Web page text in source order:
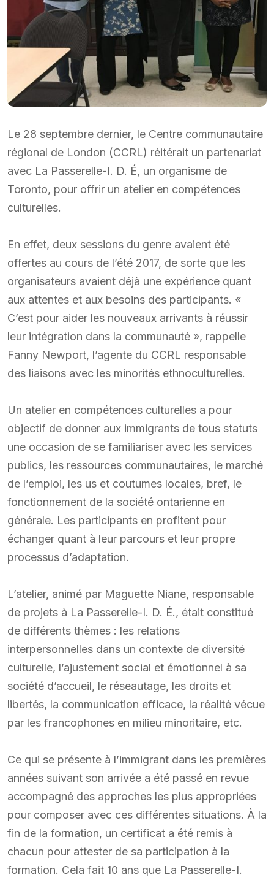
Le 28 septembre dernier, le Centre communautaire
régional de London (CCRL) réitérait un partenariat
avec La Passerelle-I. D. É, un organisme de
Toronto, pour offrir un atelier en compétences
culturelles.
En effet, deux sessions du genre avaient été
offertes au cours de l’été 2017, de sorte que les
organisateurs avaient déjà une expérience quant
aux attentes et aux besoins des participants. «
C’est pour aider les nouveaux arrivants à réussir
leur intégration dans la communauté », rappelle
Fanny Newport, l’agente du CCRL responsable
des liaisons avec les minorités ethnoculturelles.
Un atelier en compétences culturelles a pour
objectif de donner aux immigrants de tous statuts
une occasion de se familiariser avec les services
publics, les ressources communautaires, le marché
de l’emploi, les us et coutumes locales, bref, le
fonctionnement de la société ontarienne en
générale. Les participants en profitent pour
échanger quant à leur parcours et leur propre
processus d’adaptation.
L’atelier, animé par Maguette Niane, responsable
de projets à La Passerelle-I. D. É., était constitué
de différents thèmes : les relations
interpersonnelles dans un contexte de diversité
culturelle, l’ajustement social et émotionnel à sa
société d’accueil, le réseautage, les droits et
libertés, la communication efficace, la réalité vécue
par les francophones en milieu minoritaire, etc.
Ce qui se présente à l’immigrant dans les premières
années suivant son arrivée a été passé en revue
accompagné des approches les plus appropriées
pour composer avec ces différentes situations. À la
fin de la formation, un certificat a été remis à
chacun pour attester de sa participation à la
formation. Cela fait 10 ans que La Passerelle-I.